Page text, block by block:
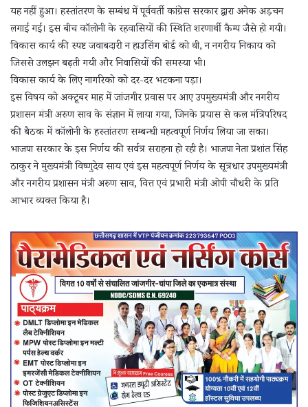
यह नहीं हुआ। हस्तांतरण के सम्बंध में पूर्ववर्ती कांग्रेस सरकार द्वारा अनेक अड़चन
लगाई गई। इस बीच कॉलोनी के रहवासियों की स्थिति शरणार्थी कैम्प जैसे हो गयी।
विकास कार्य की स्पष्ट जवाबदारी न हाउसिंग बोर्ड को थी, न नगरीय निकाय को
जिससे उलझन बढ़ती गयी और निवासियों की समस्या भी।
विकास कार्य के लिए नागरिको को दर-दर भटकना पड़ा।
इस विषय को अक्टूबर माह में जांजगीर प्रवास पर आए उपमुख्यमंत्री और नगरीय
प्रशासन मंत्री अरुण साव के संज्ञान में लाया गया, जिनके प्रयास से कल मंत्रिपरिषद
की बैठक में कॉलोनी के हस्तांतरण सम्बन्धी महत्वपूर्ण निर्णय लिया जा सका।
भाजपा सरकार के इस निर्णय की सर्वत्र सराहना हो रही है। भाजपा नेता प्रशांत सिंह
ठाकुर ने मुख्यमंत्री विष्णुदेव साय एवं इस महत्वपूर्ण निर्णय के सूत्रधार उपमुख्यमंत्री
और नगरीय प्रशासन मंत्री अरुण साव, वित्त एवं प्रभारी मंत्री ओपी चौधरी के प्रति
आभार व्यक्त किया है।